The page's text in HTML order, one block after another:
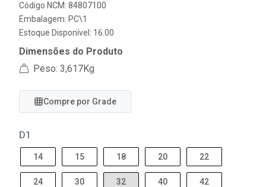
Código NCM: 84807100
Embalagem: PC\1
Estoque Disponível: 16.00
Dimensões do Produto
Peso: 3,617Kg
Compre por Grade
D1
14 15 18 20 22
24 30 32 40 42